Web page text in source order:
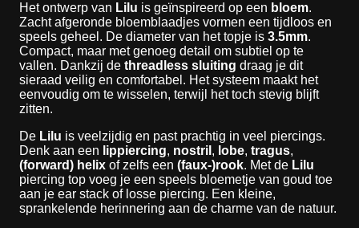
Het ontwerp van Lilu is geïnspireerd op een bloem.
Zacht afgeronde bloemblaadjes vormen een tijdloos en
speels geheel. De diameter van het topje is3.5mm.
Compact, maar met genoeg detail om subtiel op te
vallen. Dankzij dethreadless sluiting draag je dit
sieraad veilig en comfortabel. Het systeem maakt het
eenvoudig om te wisselen, terwijl het toch stevig blijft
zitten.
De Lilu is veelzijdig en past prachtig in veel piercings.
Denk aan een lippiercing, nostril , lobe,tragus,
(forward) helix of zelfs een(faux-)rook. Met de Lilu
piercing top voeg je een speels bloemetje van goud toe
aan je ear stack of losse piercing. Een kleine,
sprankelende herinnering aan de charme van de natuur.